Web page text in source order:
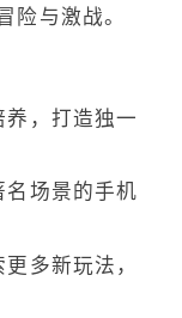
险与激战。
，打造独一
场景的手机
多新玩法，